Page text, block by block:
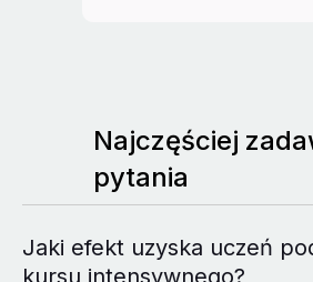
Najczęściej
pytania
Jaki efekt uzyska uczeń
kursu intensywnego?